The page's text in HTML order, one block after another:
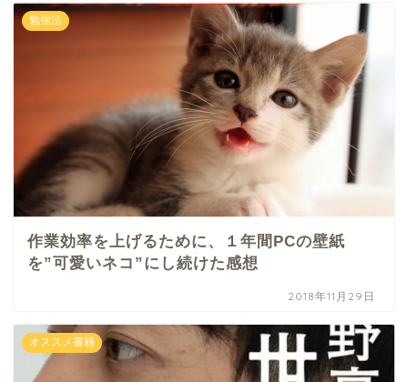
勉強法
作業効率を上げるために、１年間PCの壁紙
を”可愛いネコ”にし続けた感想
2018年11月29日
オススメ書籍